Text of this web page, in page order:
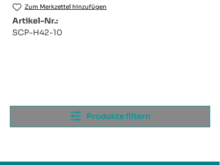
Zum Merkzettel hinzufügen
Artikel-Nr.:
SCP-H42-10
Produkte filtern